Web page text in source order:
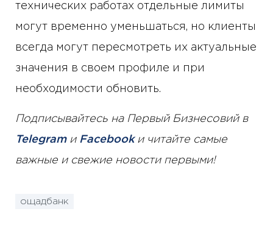
технических работах отдельные лимиты
могут временно уменьшаться, но клиенты
всегда могут пересмотреть их актуальные
значения в своем профиле и при
необходимости обновить.
Подписывайтесь на Первый Бизнесовий в
Telegramи Facebookи читайте самые
важные и свежие новости первыми!
ощадбанк